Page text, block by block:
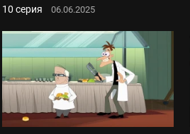
10 серия 06.06.2025